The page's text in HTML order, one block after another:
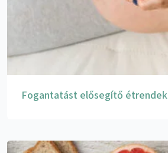
Fogantatást elősegítő étrendek